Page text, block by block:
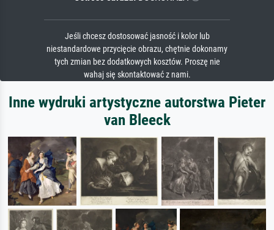
Jeśli chcesz dostosować jasność i kolor lub
niestandardowe przycięcie obrazu, chętnie dokonamy
tych zmian bez dodatkowych kosztów. Proszę nie
wahaj się skontaktować z nami.
Inne wydruki artystyczne autorstwa Pieter
van Bleeck